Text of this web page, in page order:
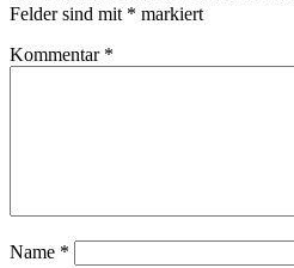
Felder sind mit * markiert
Kommentar *
Name *